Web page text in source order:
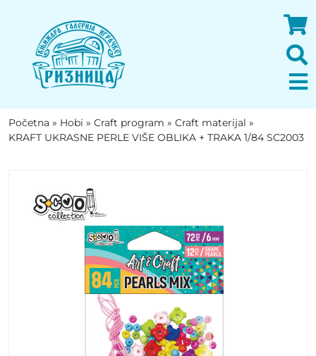
Početna » Hobi » Craft program » Craft materijal »
KRAFT UKRASNE PERLE VIŠE OBLIKA + TRAKA 1/84 SC2003